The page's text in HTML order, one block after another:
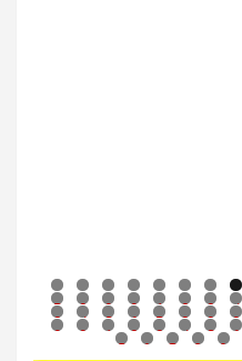
7 8 9 0 1 2 3 4
3 4 5 6 7 8 9 0
9 0 1 2 3 4 5 6
5 6 7 8 9